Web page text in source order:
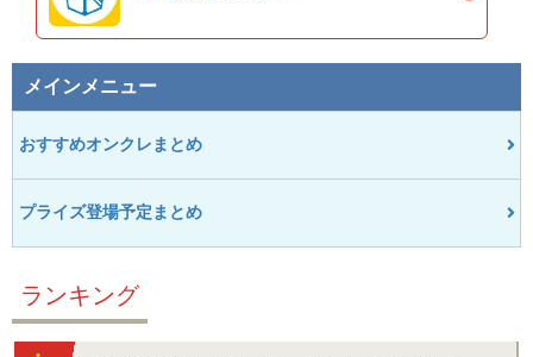
メインメニュー
おすすめオンクレまとめ
プライズ登場予定まとめ
ランキング